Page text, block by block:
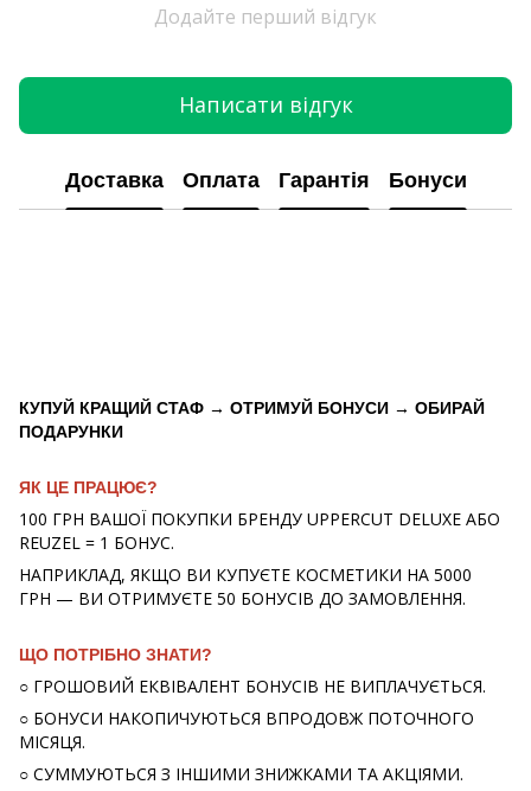
Додайте перший відгук
Написати відгук
Доставка Оплата Гарантія Бонуси
КУПУЙ КРАЩИЙ СТАФ → ОТРИМУЙ БОНУСИ → ОБИРАЙ
ПОДАРУНКИ
ЯК ЦЕ ПРАЦЮЄ?
100 ГРН ВАШОЇ ПОКУПКИ БРЕНДУ UPPERCUT DELUXE АБО
REUZEL = 1 БОНУС.
НАПРИКЛАД, ЯКЩО ВИ КУПУЄТЕ КОСМЕТИКИ НА 5000
ГРН — ВИ ОТРИМУЄТЕ 50 БОНУСІВ ДО ЗАМОВЛЕННЯ.
ЩО ПОТРІБНО ЗНАТИ?
○ ГРОШОВИЙ ЕКВІВАЛЕНТ БОНУСІВ НЕ ВИПЛАЧУЄТЬСЯ.
○ БОНУСИ НАКОПИЧУЮТЬСЯ ВПРОДОВЖ ПОТОЧНОГО
МІСЯЦЯ.
○ СУММУЮТЬСЯ З ІНШИМИ ЗНИЖКАМИ ТА АКЦІЯМИ.